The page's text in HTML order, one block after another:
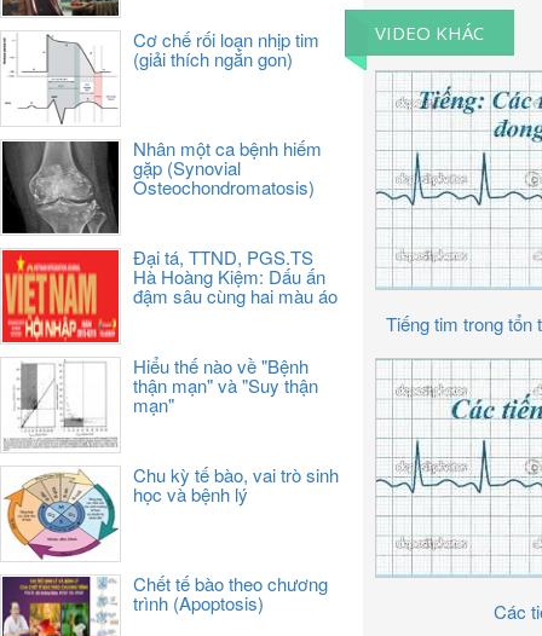
VIDEO KHÁC
Tiếng tim trong tổn
Các
Cơ chế rối loạn nhịp tim
(giải thích ngắn gon)
Nhân một ca bệnh hiếm
gặp (Synovial
Osteochondromatosis)
Đại tá, TTND, PGS.TS
Hà Hoàng Kiệm: Dấu ấn
đậm sâu cùng hai màu áo
Hiểu thế nào về "Bệnh
thận mạn" và "Suy thận
mạn"
Chu kỳ tế bào, vai trò sinh
học và bệnh lý
Chết tế bào theo chương
trình (Apoptosis)